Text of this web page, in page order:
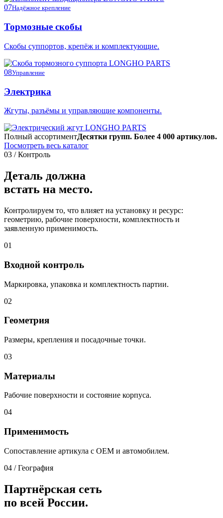
07Надёжное крепление
Тормозные скобы
Скобы суппортов, крепёж и комплектующие.
08Управление
Электрика
Жгуты, разъёмы и управляющие компоненты.
Полный ассортиментДесятки групп. Более 4 000 артикулов.
Посмотреть весь каталог
03 / Контроль
Деталь должна
встать на место.
Контролируем то, что влияет на установку и ресурс:
геометрию, рабочие поверхности, комплектность и
заявленную применимость.
01
Входной контроль
Маркировка, упаковка и комплектность партии.
02
Геометрия
Размеры, крепления и посадочные точки.
03
Материалы
Рабочие поверхности и состояние корпуса.
04
Применимость
Сопоставление артикула с OEM и автомобилем.
04 / География
Партнёрская сеть
по всей России.